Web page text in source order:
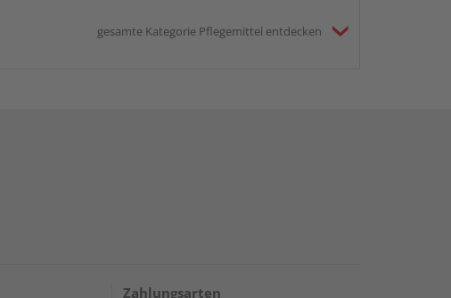
gesamte Kategorie Pflegemittel entdecken
Zahlungsarten